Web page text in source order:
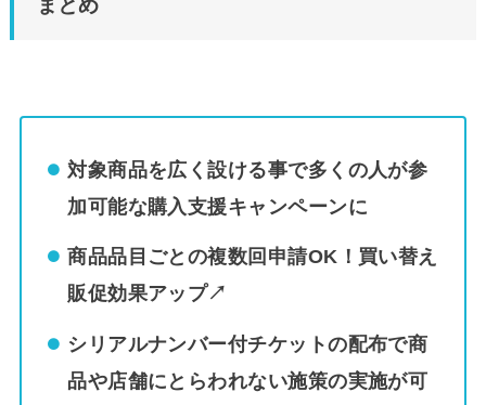
対象商品を広く設ける事で多くの人が参
加可能な購入支援キャンペーンに
商品品目ごとの複数回申請OK！買い替え
販促効果アップ↗
シリアルナンバー付チケットの配布で商
品や店舗にとらわれない施策の実施が可